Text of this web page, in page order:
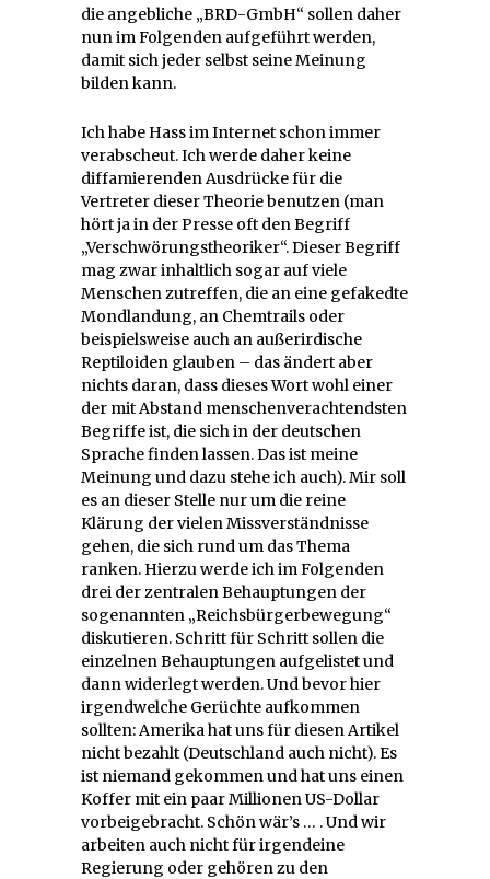
die angebliche „BRD-GmbH“ sollen daher
nun im Folgenden aufgeführt werden,
damit sich jeder selbst seine Meinung
bilden kann.
Ich habe Hass im Internet schon immer
verabscheut. Ich werde daher keine
diffamierenden Ausdrücke für die
Vertreter dieser Theorie benutzen (man
hört ja in der Presse oft den Begriff
„Verschwörungstheoriker“. Dieser Begriff
mag zwar inhaltlich sogar auf viele
Menschen zutreffen, die an eine gefakedte
Mondlandung, an Chemtrails oder
beispielsweise auch an außerirdische
Reptiloiden glauben – das ändert aber
nichts daran, dass dieses Wort wohl einer
der mit Abstand menschenverachtendsten
Begriffe ist, die sich in der deutschen
Sprache finden lassen. Das ist meine
Meinung und dazu stehe ich auch). Mir soll
es an dieser Stelle nur um die reine
Klärung der vielen Missverständnisse
gehen, die sich rund um das Thema
ranken. Hierzu werde ich im Folgenden
drei der zentralen Behauptungen der
sogenannten „Reichsbürgerbewegung“
diskutieren. Schritt für Schritt sollen die
einzelnen Behauptungen aufgelistet und
dann widerlegt werden. Und bevor hier
irgendwelche Gerüchte aufkommen
sollten: Amerika hat uns für diesen Artikel
nicht bezahlt (Deutschland auch nicht). Es
ist niemand gekommen und hat uns einen
Koffer mit ein paar Millionen US-Dollar
vorbeigebracht. Schön wär’s … . Und wir
arbeiten auch nicht für irgendeine
Regierung oder gehören zu den